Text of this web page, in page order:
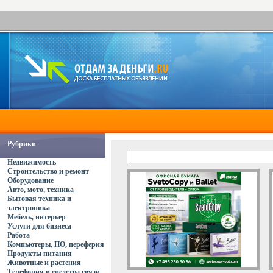
Рубрики
Недвижимость
Строительство и ремонт
Оборудование
Авто, мото, техника
Бытовая техника и
электроника
Мебель, интерьер
Услуги для бизнеса
Работа
Компьютеры, ПО, переферия
Продукты питания
Животные и растения